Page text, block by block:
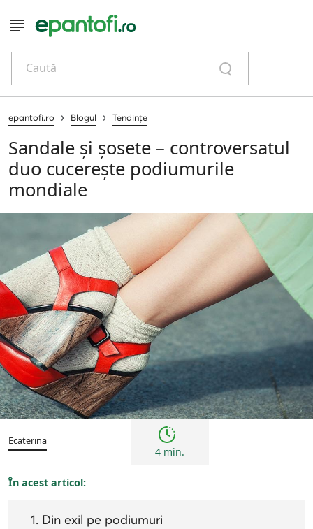
Caută
epantofi.ro › Blogul › Tendințe
Sandale și șosete – controversatul
duo cucerește podiumurile
mondiale
Tendințe
Ecaterina
4 min.
În acest articol:
Din exil pe podiumuri